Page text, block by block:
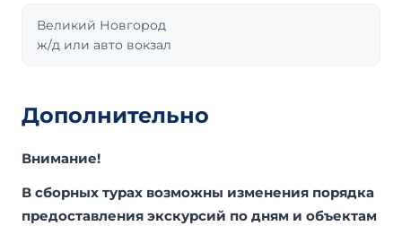
Великий Новгород
ж/д или авто вокзал
Дополнительно
Внимание!
В сборных турах возможны изменения порядка
предоставления экскурсий по дням и объектам